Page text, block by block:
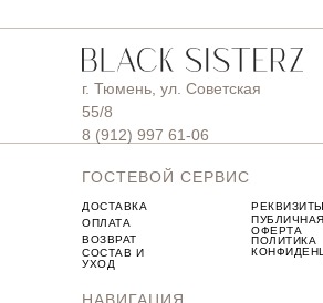
ГОСТЕВОЙ СЕРВИС
г. Тюмень, ул. Советская
55/8
8 (912) 997 61-06
ДОСТАВКА
ВОЗВРАТ
СОСТАВ И
УХОД
РЕКВИЗИТЫ
ПОЛИТИКА
ОПЛАТА
ПУБЛИЧНАЯ
ОФЕРТА